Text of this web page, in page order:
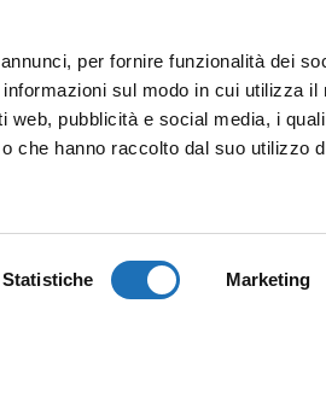
per fornire funzionalità dei
sul modo in cui utilizza il
pubblicità e social media, i
che hanno raccolto dal suo utilizzo
Statistiche Marketing